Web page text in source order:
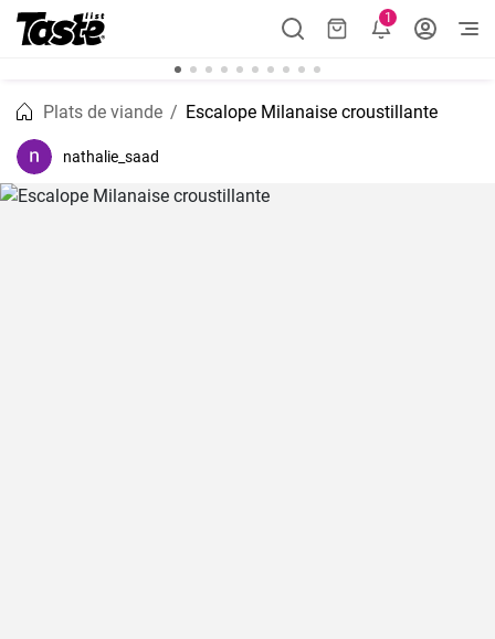
1
Plats de viande Escalope Milanaise croustillante
nathalie_saad